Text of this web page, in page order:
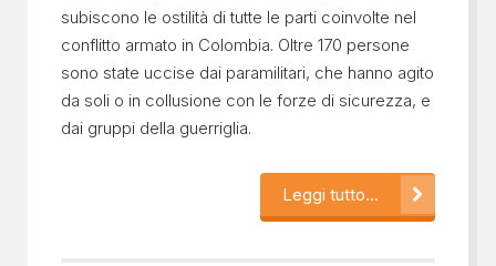
subiscono le ostilità di tutte le parti coinvolte nel
conflitto armato in Colombia. Oltre 170 persone
sono state uccise dai paramilitari, che hanno agito
da soli o in collusione con le forze di sicurezza, e
dai gruppi della guerriglia.
Leggi tutto...